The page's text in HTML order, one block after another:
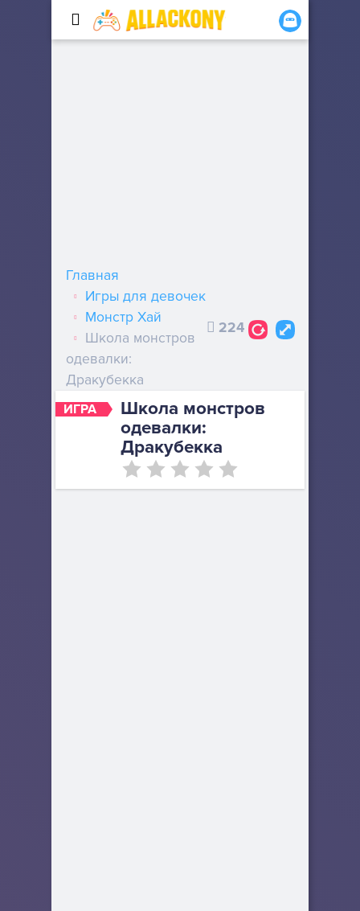
ИГРА
Школа монстров
одевалки:
Дракубекка
Главная
Игры для девочек
Монстр Хай
Школа монстров
одевалки:
Дракубекка
224